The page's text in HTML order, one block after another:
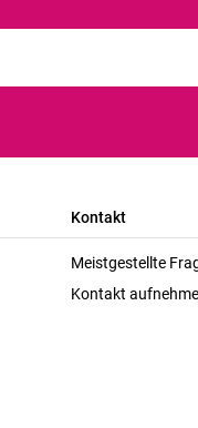
Kontakt
Meistgestellte
Kontakt